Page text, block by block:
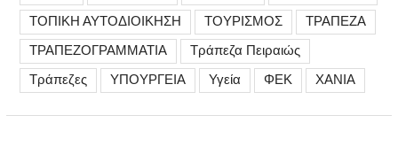
ΤΟΠΙΚΗ ΑΥΤΟΔΙΟΙΚΗΣΗ
ΤΟΥΡΙΣΜΟΣ
ΤΡΑΠΕΖΑ
ΤΡΑΠΕΖΟΓΡΑΜΜΑΤΙΑ
Τράπεζα Πειραιώς
Τράπεζες
ΥΠΟΥΡΓΕΙΑ Υγεία ΦΕΚ ΧΑΝΙΑ